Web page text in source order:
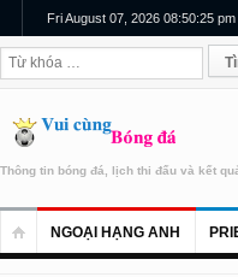
Fri August 07, 2026 08:50:26 pm
Thông tin bóng đá, lịch thi đấu và kết
NGOẠI HẠNG ANH